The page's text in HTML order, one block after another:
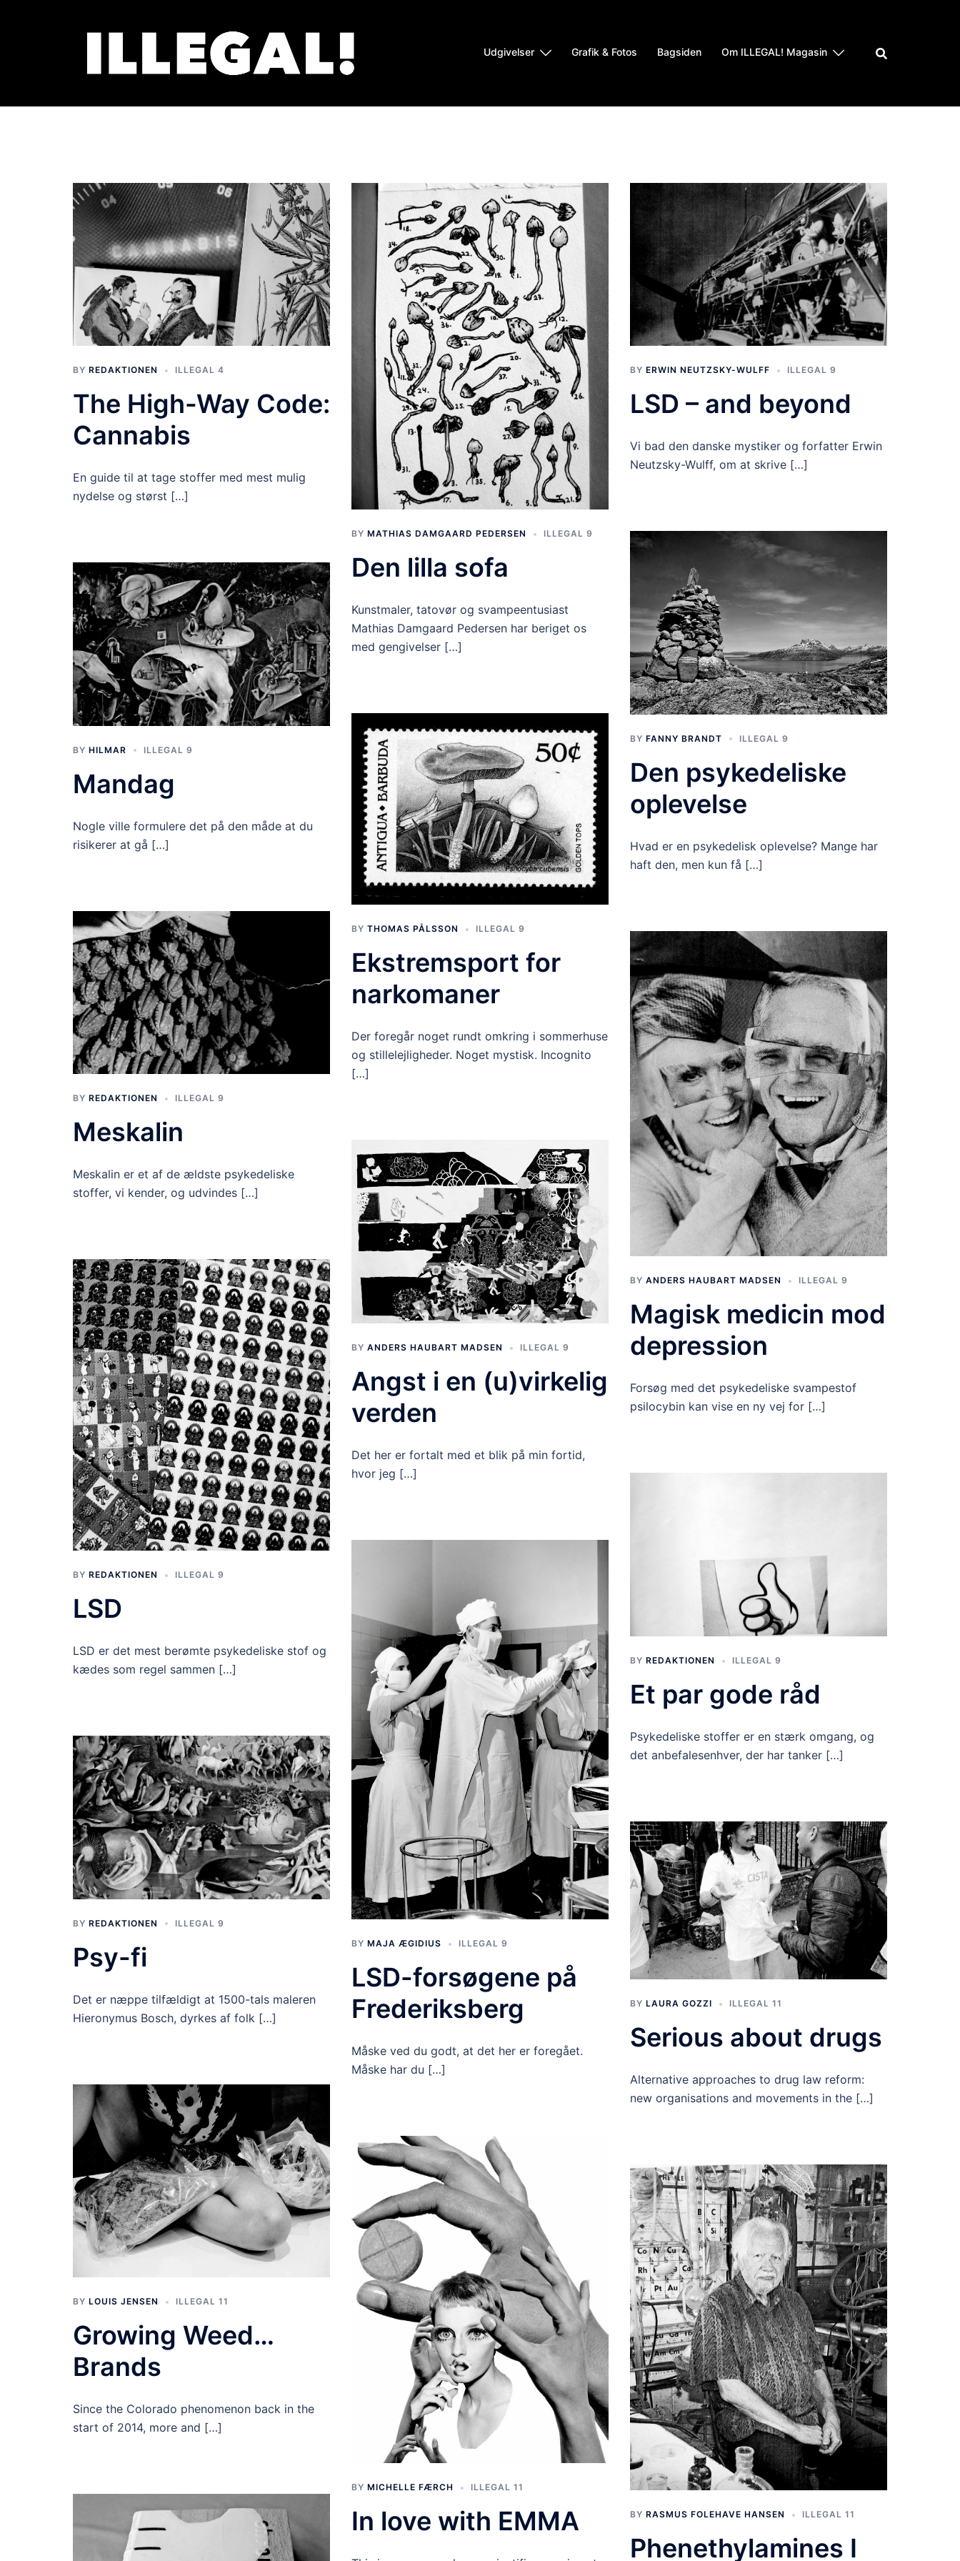
Udgivelser Grafik & Fotos Bagsiden Om ILLEGAL! Magasin
BY REDAKTIONEN ILLEGAL 4
The High-Way Code:
Cannabis
En guide til at tage stoffer med mest mulig
nydelse og størst […]
BY MATHIAS DAMGAARD PEDERSEN ILLEGAL 9
Den lilla sofa
Kunstmaler, tatovør og svampeentusiast
Mathias Damgaard Pedersen har beriget os
med gengivelser […]
BY ERWIN NEUTZSKY-WULFF ILLEGAL 9
LSD – and beyond
Vi bad den danske mystiker og forfatter Erwin
Neutzsky-Wulff, om at skrive […]
BY HILMAR ILLEGAL 9
Mandag
Nogle ville formulere det på den måde at du
risikerer at gå […]
BY THOMAS PÅLSSON ILLEGAL 9
Ekstremsport for
narkomaner
Der foregår noget rundt omkring i sommerhuse
og stillelejligheder. Noget mystisk. Incognito
[…]
BY FANNY BRANDT ILLEGAL 9
Den psykedeliske
oplevelse
Hvad er en psykedelisk oplevelse? Mange har
haft den, men kun få […]
BY REDAKTIONEN ILLEGAL 9
Meskalin
Meskalin er et af de ældste psykedeliske
stoffer, vi kender, og udvindes […]
BY ANDERS HAUBART MADSEN ILLEGAL 9
Angst i en (u)virkelig
verden
Det her er fortalt med et blik på min fortid,
hvor jeg […]
BY ANDERS HAUBART MADSEN ILLEGAL 9
Magisk medicin mod
depression
Forsøg med det psykedeliske svampestof
psilocybin kan vise en ny vej for […]
BY REDAKTIONEN ILLEGAL 9
LSD
LSD er det mest berømte psykedeliske stof og
kædes som regel sammen […]
BY MAJA ÆGIDIUS ILLEGAL 9
LSD-forsøgene på
Frederiksberg
Måske ved du godt, at det her er foregået.
Måske har du […]
BY REDAKTIONEN ILLEGAL 9
Et par gode råd
Psykedeliske stoffer er en stærk omgang, og
det anbefalesenhver, der har tanker […]
BY REDAKTIONEN ILLEGAL 9
Psy-fi
Det er næppe tilfældigt at 1500-tals maleren
Hieronymus Bosch, dyrkes af folk […]
BY MICHELLE FÆRCH ILLEGAL 11
In love with EMMA
BY LAURA GOZZI ILLEGAL 11
Serious about drugs
Alternative approaches to drug law reform:
new organisations and movements in the […]
BY LOUIS JENSEN ILLEGAL 11
Growing Weed…
Brands
Since the Colorado phenomenon back in the
start of 2014, more and […]
BY RASMUS FOLEHAVE HANSEN ILLEGAL 11
Phenethylamines I